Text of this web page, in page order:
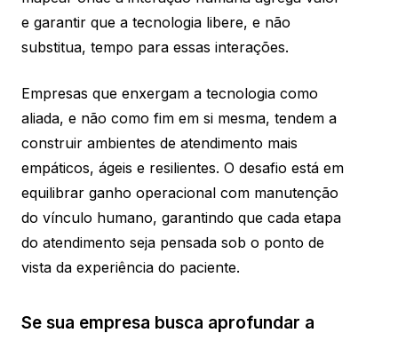
e garantir que a tecnologia libere, e não
substitua, tempo para essas interações.
Empresas que enxergam a tecnologia como
aliada, e não como fim em si mesma, tendem a
construir ambientes de atendimento mais
empáticos, ágeis e resilientes. O desafio está em
equilibrar ganho operacional com manutenção
do vínculo humano, garantindo que cada etapa
do atendimento seja pensada sob o ponto de
vista da experiência do paciente.
Se sua empresa busca aprofundar a